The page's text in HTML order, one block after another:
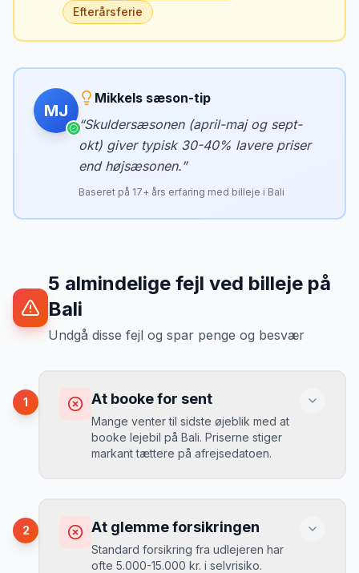
Efterårsferie
MJ
Mikkels sæson-tip
“Skuldersæsonen (april-maj og sept-
okt) giver typisk 30-40% lavere priser
end højsæsonen.”
Baseret på 17+ års erfaring med billeje i Bali
5 almindelige fejl ved billeje på
Bali
Undgå disse fejl og spar penge og besvær
1 At booke for sent
Mange venter til sidste øjeblik med at
booke lejebil på Bali. Priserne stiger
markant tættere på afrejsedatoen.
Du betaler 30-50% mere, og de bedste
biler er udsolgt.
2 At glemme forsikringen
Standard forsikring fra udlejeren har
ofte 5.000-15.000 kr. i selvrisiko.